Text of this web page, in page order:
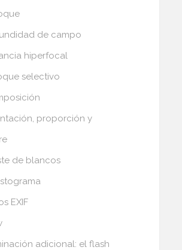
de campo
hiperfocal
selectivo
proporción y
de blancos
EXIF
adicional: el flash